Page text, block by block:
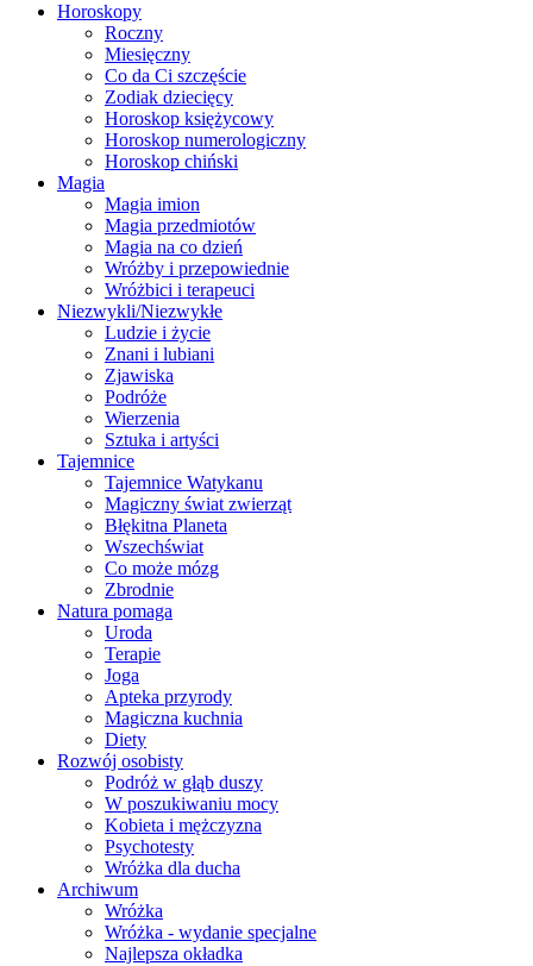
Horoskopy
Roczny
Miesięczny
Co da Ci szczęście
Zodiak dziecięcy
Horoskop księżycowy
Horoskop numerologiczny
Horoskop chiński
Magia
Magia imion
Magia przedmiotów
Magia na co dzień
Wróżby i przepowiednie
Wróżbici i terapeuci
Niezwykli/Niezwykłe
Ludzie i życie
Znani i lubiani
Zjawiska
Podróże
Wierzenia
Sztuka i artyści
Tajemnice
Tajemnice Watykanu
Magiczny świat zwierząt
Błękitna Planeta
Wszechświat
Co może mózg
Zbrodnie
Natura pomaga
Uroda
Terapie
Joga
Apteka przyrody
Magiczna kuchnia
Diety
Rozwój osobisty
Podróż w głąb duszy
W poszukiwaniu mocy
Kobieta i mężczyzna
Psychotesty
Wróżka dla ducha
Archiwum
Wróżka
Wróżka - wydanie specjalne
Najlepsza okładka